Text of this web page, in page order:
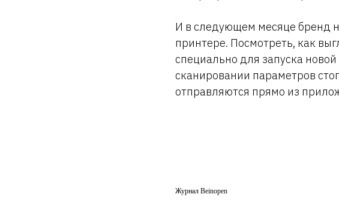
И в следующем месяце бренд
принтере. Посмотреть, как
специально для запуска
сканировании параметров
отправляются прямо из
Журнал Beinopen